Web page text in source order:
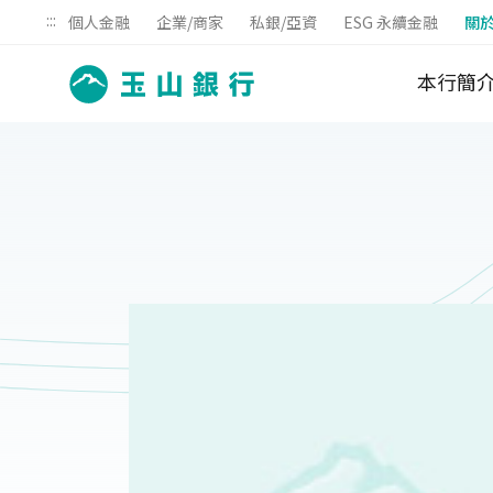
::: 個人金融 企業/商家 私銀/亞資 ESG 永續金融 關
本行簡